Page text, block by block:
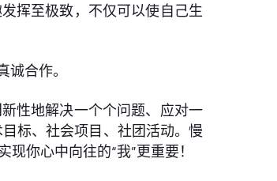
挥至极致，不仅可以使自己生
合作。
性地解决一个个问题、应对一
标、社会项目、社团活动。慢
你心中向往的“我”更重要！